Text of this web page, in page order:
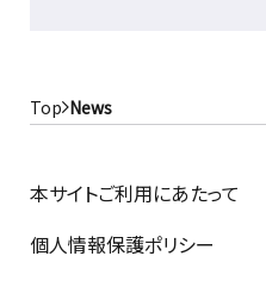
Top News
本サイトご利用にあたって
個人情報保護ポリシー